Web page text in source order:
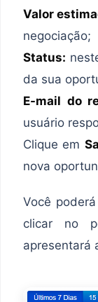
Valor
negociação;
Status:
da sua
E-mail do
usuário
Clique em
nova
Você
clicar no
apresentará